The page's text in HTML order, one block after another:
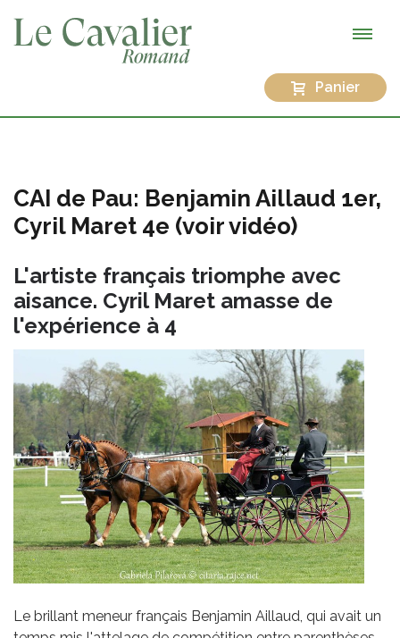
Panier
CAI de Pau: Benjamin Aillaud 1er,
Cyril Maret 4e (voir vidéo)
L'artiste français triomphe avec
aisance. Cyril Maret amasse de
l'expérience à 4
Le brillant meneur français Benjamin Aillaud, qui avait un